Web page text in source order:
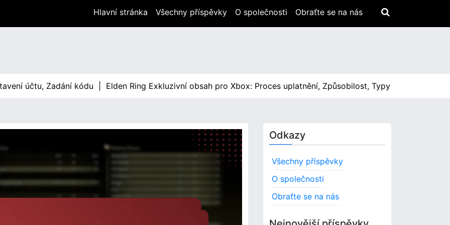
Hlavní stránka Všechny příspěvky O společnosti Obraťte se na nás
Zadání kódu |Elden Ring Exkluzivní obsah pro Xbox: Proces uplatnění, Způsobilost, Typy obsahu |
Odkazy
Všechny příspěvky
O společnosti
Obraťte se na nás